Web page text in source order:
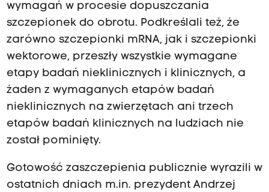
wymagań w procesie dopuszczania
szczepionek do obrotu. Podkreślali też, że
zarówno szczepionki mRNA, jak i szczepionki
wektorowe, przeszły wszystkie wymagane
etapy badań nieklinicznych i klinicznych, a
żaden z wymaganych etapów badań
nieklinicznych na zwierzętach ani trzech
etapów badań klinicznych na ludziach nie
został pominięty.
Gotowość zaszczepienia publicznie wyrazili w
ostatnich dniach m.in. prezydent Andrzej